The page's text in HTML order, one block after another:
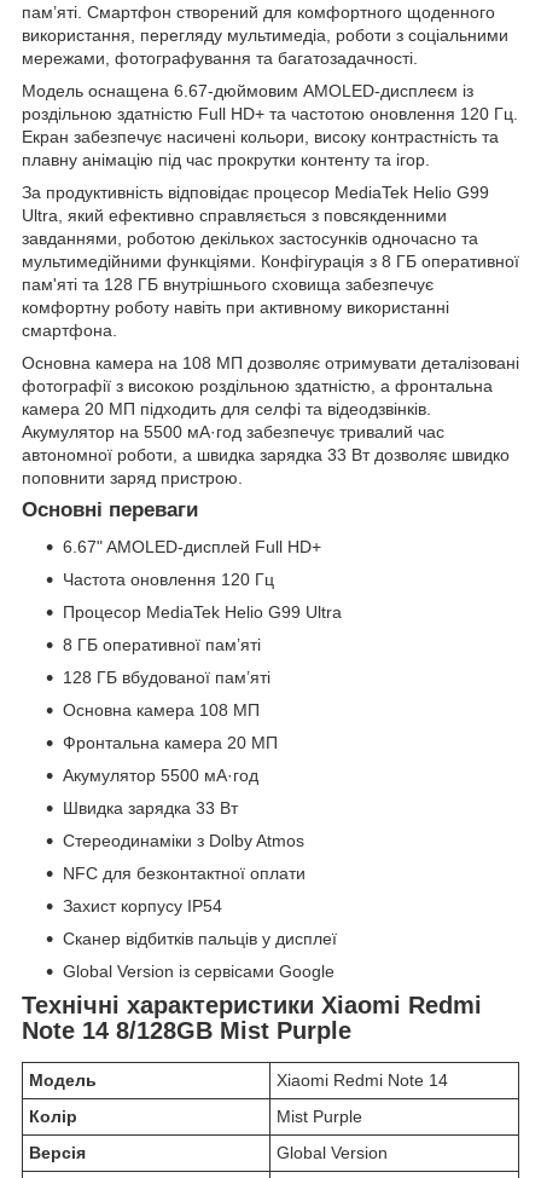
пам’яті. Смартфон створений для комфортного щоденного
використання, перегляду мультимедіа, роботи з соціальними
мережами, фотографування та багатозадачності.
Модель оснащена 6.67-дюймовим AMOLED-дисплеєм із
роздільною здатністю Full HD+ та частотою оновлення 120 Гц.
Екран забезпечує насичені кольори, високу контрастність та
плавну анімацію під час прокрутки контенту та ігор.
За продуктивність відповідає процесор MediaTek Helio G99
Ultra, який ефективно справляється з повсякденними
завданнями, роботою декількох застосунків одночасно та
мультимедійними функціями. Конфігурація з 8 ГБ оперативної
пам'яті та 128 ГБ внутрішнього сховища забезпечує
комфортну роботу навіть при активному використанні
смартфона.
Основна камера на 108 МП дозволяє отримувати деталізовані
фотографії з високою роздільною здатністю, а фронтальна
камера 20 МП підходить для селфі та відеодзвінків.
Акумулятор на 5500 мА·год забезпечує тривалий час
автономної роботи, а швидка зарядка 33 Вт дозволяє швидко
поповнити заряд пристрою.
Основні переваги
6.67" AMOLED-дисплей Full HD+
Частота оновлення 120 Гц
Процесор MediaTek Helio G99 Ultra
8 ГБ оперативної пам’яті
128 ГБ вбудованої пам’яті
Основна камера 108 МП
Фронтальна камера 20 МП
Акумулятор 5500 мА·год
Швидка зарядка 33 Вт
Стереодинаміки з Dolby Atmos
NFC для безконтактної оплати
Захист корпусу IP54
Сканер відбитків пальців у дисплеї
Global Version із сервісами Google
Технічні характеристики Xiaomi Redmi
Note 14 8/128GB Mist Purple
Модель
Xiaomi Redmi Note 14
Колір
Mist Purple
Версія
Global Version